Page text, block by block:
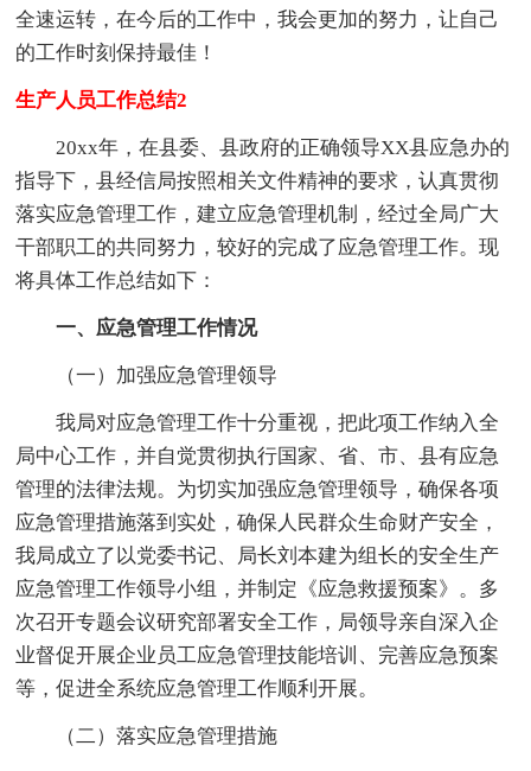
全速运转，在今后的工作中，我会更加的努力，让自己
的工作时刻保持最佳！
生产人员工作总结2
20xx年，在县委、县政府的正确领导XX县应急办的
指导下，县经信局按照相关文件精神的要求，认真贯彻
落实应急管理工作，建立应急管理机制，经过全局广大
干部职工的共同努力，较好的完成了应急管理工作。现
将具体工作总结如下：
一、应急管理工作情况
（一）加强应急管理领导
我局对应急管理工作十分重视，把此项工作纳入全
局中心工作，并自觉贯彻执行国家、省、市、县有应急
管理的法律法规。为切实加强应急管理领导，确保各项
应急管理措施落到实处，确保人民群众生命财产安全，
我局成立了以党委书记、局长刘本建为组长的安全生产
应急管理工作领导小组，并制定《应急救援预案》。多
次召开专题会议研究部署安全工作，局领导亲自深入企
业督促开展企业员工应急管理技能培训、完善应急预案
等，促进全系统应急管理工作顺利开展。
（二）落实应急管理措施